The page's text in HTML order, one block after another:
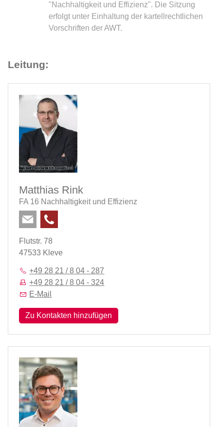
"Nachhaltigkeit und Effizienz". Die Sitzung
erfolgt unter Einhaltung der kartellrechtlichen
Vorschriften der AWT.
Leitung:
Matthias Rink
FA 16 Nachhaltigkeit und Effizienz
Flutstr. 78
47533 Kleve
+49 28 21 / 8 04 - 287
+49 28 21 / 8 04 - 324
E-Mail
Zu Kontakten hinzufügen